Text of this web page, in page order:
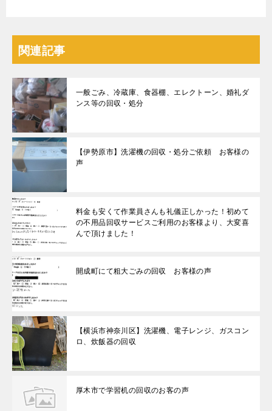
関連記事
一般ごみ、冷蔵庫、食器棚、エレクトーン、婚礼ダ
ンス等の回収・処分
【伊勢原市】洗濯機の回収・処分ご依頼 お客様の
声
料金も安くて作業員さんも礼儀正しかった！初めて
の不用品回収サービスご利用のお客様より、大変喜
んで頂けました！
開成町にて粗大ごみの回収 お客様の声
【横浜市神奈川区】洗濯機、電子レンジ、ガスコン
ロ、炊飯器の回収
厚木市で学習机の回収のお客の声